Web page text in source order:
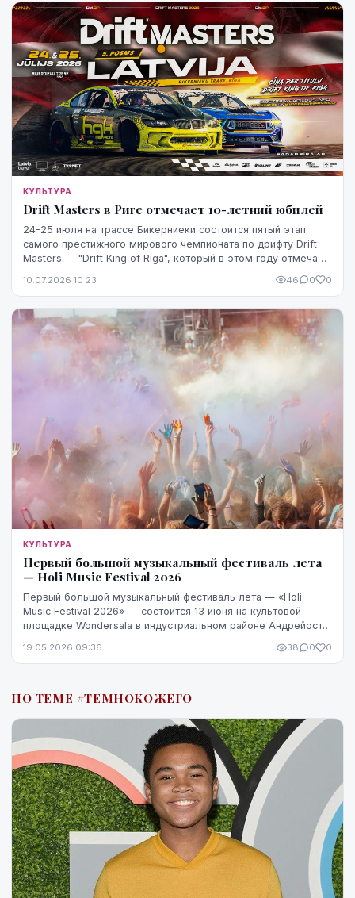
КУЛЬТУРА
Drift Masters в Риге отмечает 10-летний юбилей
24–25 июля на трассе Бикерниеки состоится пятый этап
самого престижного мирового чемпионата по дрифту Drift
Masters — "Drift King of Riga", который в этом году отмечает
10.07.2026 10:23 46 0 0
КУЛЬТУРА
Первый большой музыкальный фестиваль лета
— Holi Music Festival 2026
Первый большой музыкальный фестиваль лета — «Holi
Music Festival 2026» — состоится 13 июня на культовой
площадке Wondersala в индустриальном районе Андрейоста.
19.05.2026 09:36 38 0 0
ПО ТЕМЕ #ТЕМНОКОЖЕГО